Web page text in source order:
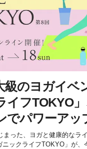
級のヨガイベ
イフTOKYO
でパワーアッ
まった、ヨガと健康的なラ
ニックライフTOKYO」が、